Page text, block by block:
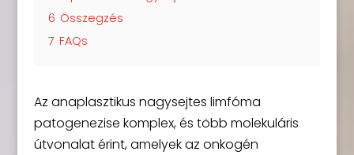
6 Összegzés
7 FAQs
Az anaplasztikus nagysejtes limfóma
patogenezise komplex, és több molekuláris
útvonalat érint, amelyek az onkogén